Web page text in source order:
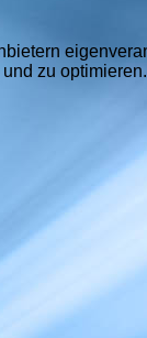
zu optimieren.